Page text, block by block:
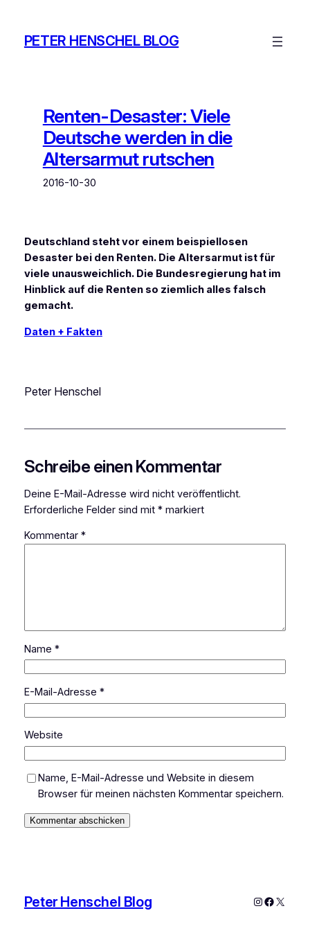
springen
PETER HENSCHEL BLOG
Renten-Desaster: Viele
Deutsche werden in die
Altersarmut rutschen
2016-10-30
Deutschland steht vor einem beispiellosen
Desaster bei den Renten. Die Altersarmut ist für
viele unausweichlich. Die Bundesregierung hat im
Hinblick auf die Renten so ziemlich alles falsch
gemacht.
Daten + Fakten
Peter Henschel
Schreibe einen Kommentar
Deine E-Mail-Adresse wird nicht veröffentlicht.
Erforderliche Felder sind mit *markiert
Kommentar *
Name *
E-Mail-Adresse *
Website
Name, E-Mail-Adresse und Website in diesem
Browser für meinen nächsten Kommentar speichern.
Peter Henschel Blog Instagram
X